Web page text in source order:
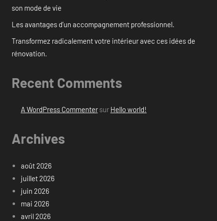
son mode de vie
Les avantages d’un accompagnement professionnel.
Transformez radicalement votre intérieur avec ces idées de
rénovation.
Recent Comments
A WordPress Commentersur Hello world!
Archives
août 2026
juillet 2026
juin 2026
mai 2026
avril 2026